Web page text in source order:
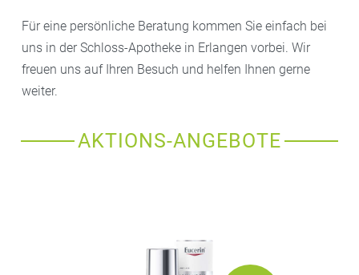
Für eine persönliche Beratung kommen Sie einfach bei
uns in der Schloss-Apotheke in Erlangen vorbei. Wir
freuen uns auf Ihren Besuch und helfen Ihnen gerne
weiter.
AKTIONS-ANGEBOTE